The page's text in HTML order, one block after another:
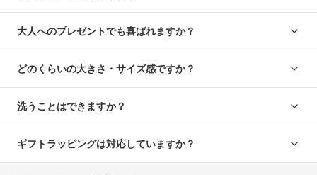
大人へのプレゼントでも喜ばれますか？
どのくらいの大きさ・サイズ感ですか？
洗うことはできますか？
ギフトラッピングは対応していますか？